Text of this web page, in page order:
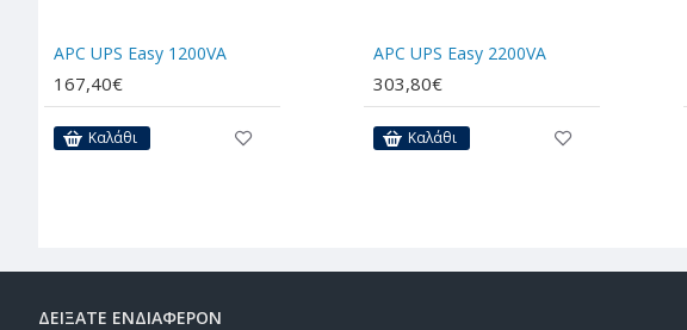
APC UPS Easy 1200VA
167,40€
Καλάθι
APC UPS Easy 2200VA
303,80€
Καλάθι
ΔΕΊΞΑΤΕ ΕΝΔΙΑΦΈΡΟΝ